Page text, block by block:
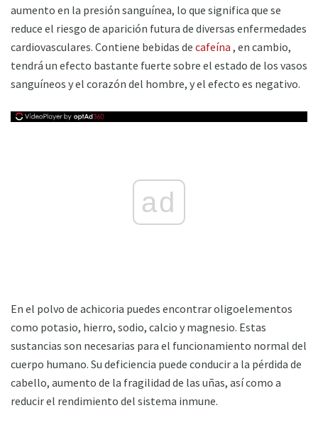
aumento en la presión sanguínea, lo que significa que se
reduce el riesgo de aparición futura de diversas enfermedades
cardiovasculares. Contiene bebidas de cafeína , en cambio,
tendrá un efecto bastante fuerte sobre el estado de los vasos
sanguíneos y el corazón del hombre, y el efecto es negativo.
ad
En el polvo de achicoria puedes encontrar oligoelementos
como potasio, hierro, sodio, calcio y magnesio. Estas
sustancias son necesarias para el funcionamiento normal del
cuerpo humano. Su deficiencia puede conducir a la pérdida de
cabello, aumento de la fragilidad de las uñas, así como a
reducir el rendimiento del sistema inmune.